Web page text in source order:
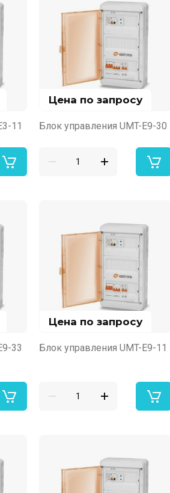
11
Цена по запросу
Блок управления UMT-E9-30
33
Цена по запросу
Блок управления UMT-E9-11